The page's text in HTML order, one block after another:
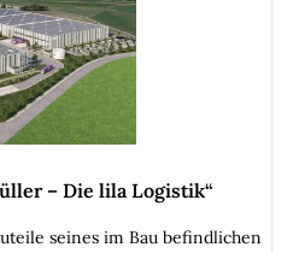
– Die lila Logistik“
seines im Bau befindlichen